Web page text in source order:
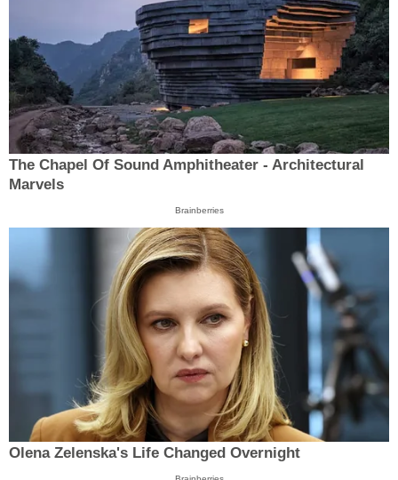
The Chapel Of Sound Amphitheater - Architectural
Marvels
Brainberries
Olena Zelenska's Life Changed Overnight